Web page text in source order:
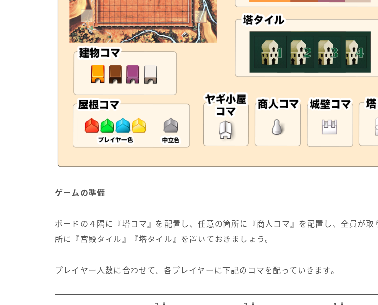
ゲームの準備
ボードの４隅に『塔コマ』を配置し、任意の箇所に『商人コマ』を配置し、全員が取
所に『宮殿タイル』『塔タイル』を置いておきましょう。
プレイヤー人数に合わせて、各プレイヤーに下記のコマを配っていきます。